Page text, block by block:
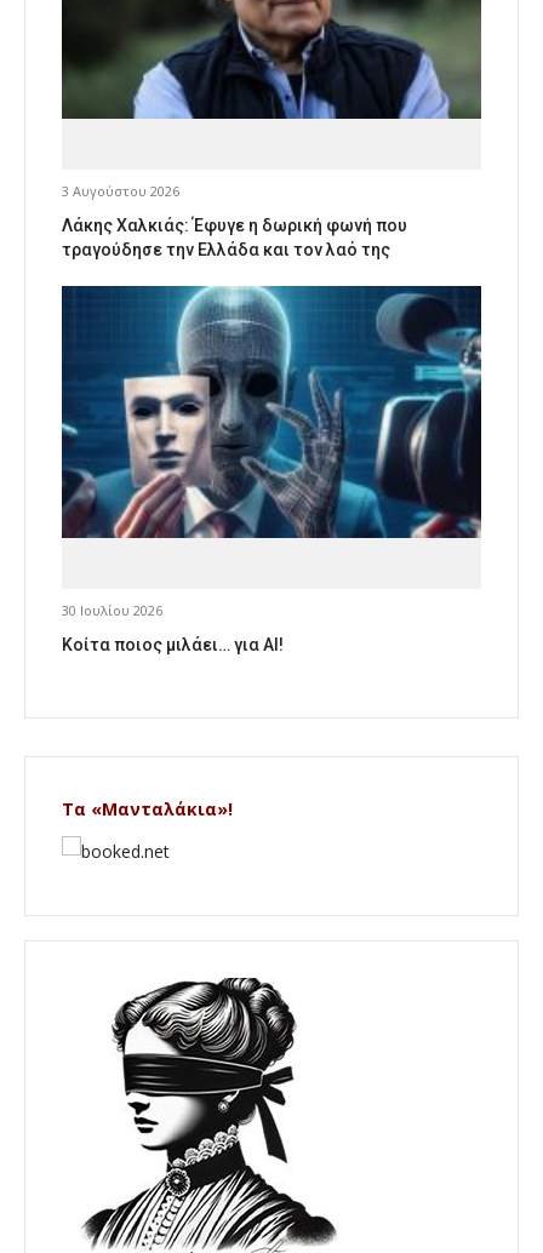
3 Αυγούστου 2026
Λάκης Χαλκιάς: Έφυγε η δωρική φωνή που
τραγούδησε την Ελλάδα και τον λαό της
30 Ιουλίου 2026
Κοίτα ποιος μιλάει… για AI!
Τα «Μανταλάκια»!